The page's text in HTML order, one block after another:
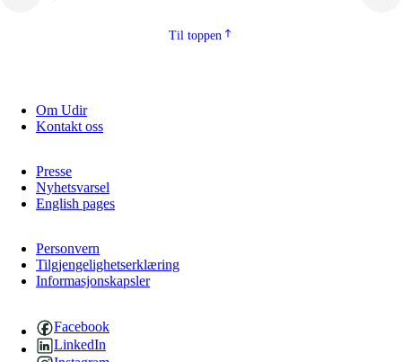
Til toppen
Om Udir
Kontakt oss
Presse
Nyhetsvarsel
English pages
Personvern
Tilgjengelighetserklæring
Informasjonskapsler
Facebook
LinkedIn